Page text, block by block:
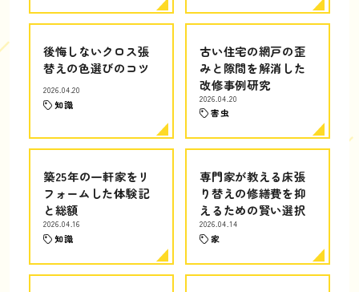
後悔しないクロス張
替えの色選びのコツ
2026.04.20
知識
古い住宅の網戸の歪
みと隙間を解消した
改修事例研究
2026.04.20
害虫
築25年の一軒家をリ
フォームした体験記
と総額
2026.04.16
知識
専門家が教える床張
り替えの修繕費を抑
えるための賢い選択
2026.04.14
家